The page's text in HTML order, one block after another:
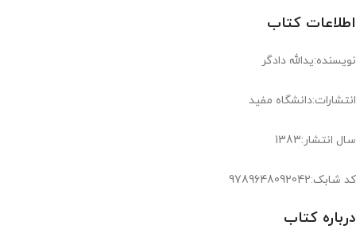
اطلاعات کتاب
نویسنده:یدالله دادگر
انتشارات:دانشگاه مفید
سال انتشار:1383
کد شابک:9789648092042
درباره کتاب